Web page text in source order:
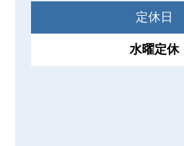
定休日
水曜定休